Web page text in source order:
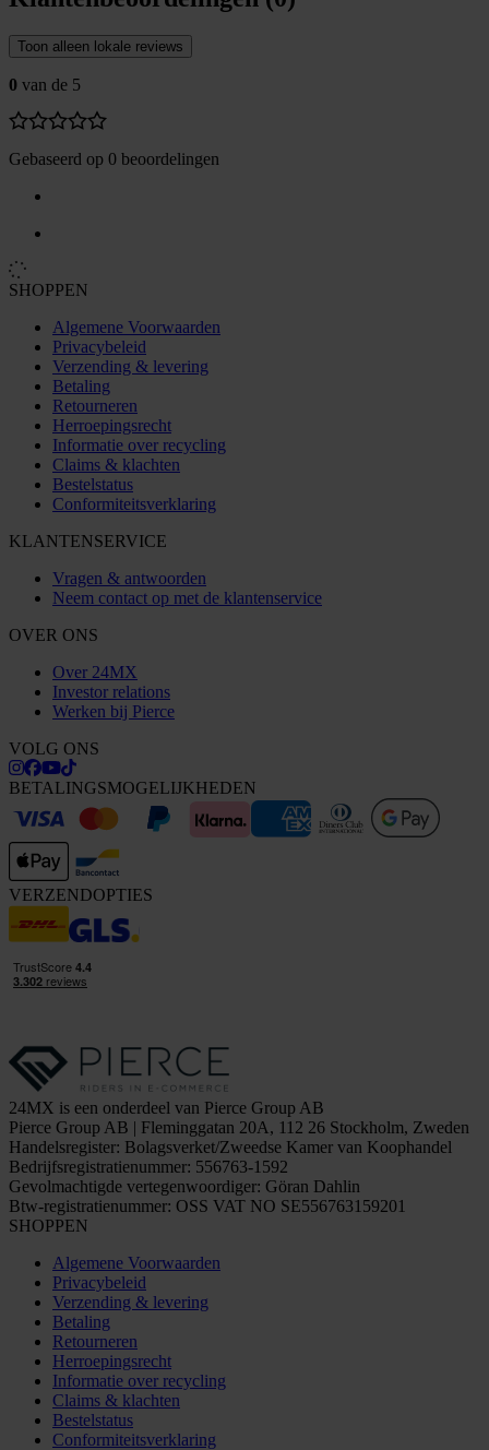
Toon alleen lokale reviews
0 van de 5
Gebaseerd op 0 beoordelingen
SHOPPEN
Algemene Voorwaarden
Privacybeleid
Verzending & levering
Betaling
Retourneren
Herroepingsrecht
Informatie over recycling
Claims & klachten
Bestelstatus
Conformiteitsverklaring
KLANTENSERVICE
Vragen & antwoorden
Neem contact op met de klantenservice
OVER ONS
Over 24MX
Investor relations
Werken bij Pierce
VOLG ONS
BETALINGSMOGELIJKHEDEN
VERZENDOPTIES
24MX is een onderdeel van Pierce Group AB
Pierce Group AB | Fleminggatan 20A, 112 26 Stockholm, Zweden
Handelsregister: Bolagsverket/Zweedse Kamer van Koophandel
Bedrijfsregistratienummer: 556763-1592
Gevolmachtigde vertegenwoordiger: Göran Dahlin
Btw-registratienummer: OSS VAT NO SE556763159201
SHOPPEN
Algemene Voorwaarden
Privacybeleid
Verzending & levering
Betaling
Retourneren
Herroepingsrecht
Informatie over recycling
Claims & klachten
Bestelstatus
Conformiteitsverklaring